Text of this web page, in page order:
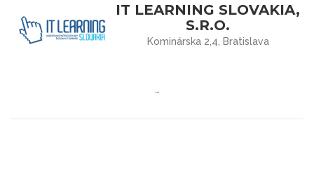
IT LEARNING SLOVAKIA,
S.R.O.
Kominárska 2,4, Bratislava